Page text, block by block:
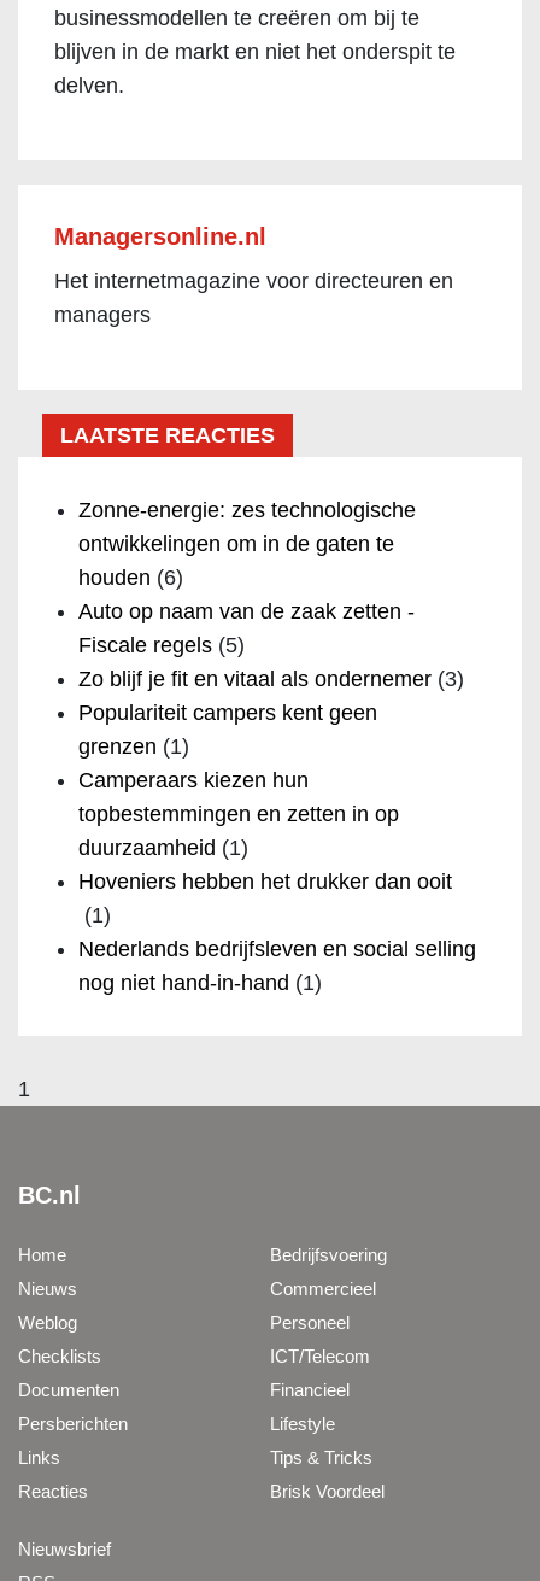
businessmodellen te creëren om bij te
blijven in de markt en niet het onderspit te
delven.
Managersonline.nl
Het internetmagazine voor directeuren en
managers
LAATSTE REACTIES
Zonne-energie: zes technologische
ontwikkelingen om in de gaten te
houden (6)
Auto op naam van de zaak zetten -
Fiscale regels (5)
Zo blijf je fit en vitaal als ondernemer (3)
Populariteit campers kent geen
grenzen (1)
Camperaars kiezen hun
topbestemmingen en zetten in op
duurzaamheid (1)
Hoveniers hebben het drukker dan ooit
(1)
Nederlands bedrijfsleven en social selling
nog niet hand-in-hand (1)
1
BC.nl
Home
Nieuws
Weblog
Checklists
Documenten
Persberichten
Links
Reacties
Bedrijfsvoering
Commercieel
Personeel
ICT/Telecom
Financieel
Lifestyle
Tips & Tricks
Brisk Voordeel
Nieuwsbrief